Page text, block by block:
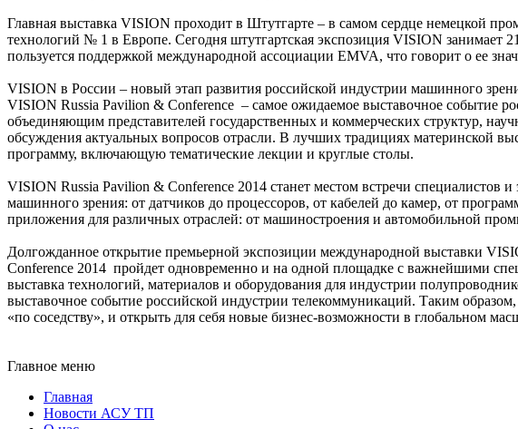
Главная выставка VISION проходит в Штутгарте – в самом сердце немецкой
технологий № 1 в Европе. Сегодня штутгартская экспозиция VISION занимает
пользуется поддержкой международной ассоциации EMVA, что говорит о ее
VISION в России – новый этап развития российской индустрии машинного
VISION Russia Pavilion & Conference – самое ожидаемое выставочное событие
объединяющим представителей государственных и коммерческих структур,
обсуждения актуальных вопросов отрасли. В лучших традициях материнской
программу, включающую тематические лекции и круглые столы.
VISION Russia Pavilion & Conference 2014 станет местом встречи специалистов
машинного зрения: от датчиков до процессоров, от кабелей до камер, от
приложения для различных отраслей: от машиностроения и автомобильной
Долгожданное открытие премьерной экспозиции международной выставки
Conference 2014 пройдет одновременно и на одной площадке с важнейшими
выставка технологий, материалов и оборудования для индустрии
выставочное событие российской индустрии телекоммуникаций. Таким
«по соседству», и открыть для себя новые бизнес-возможности в глобальном
Главное меню
Главная
Новости АСУ ТП